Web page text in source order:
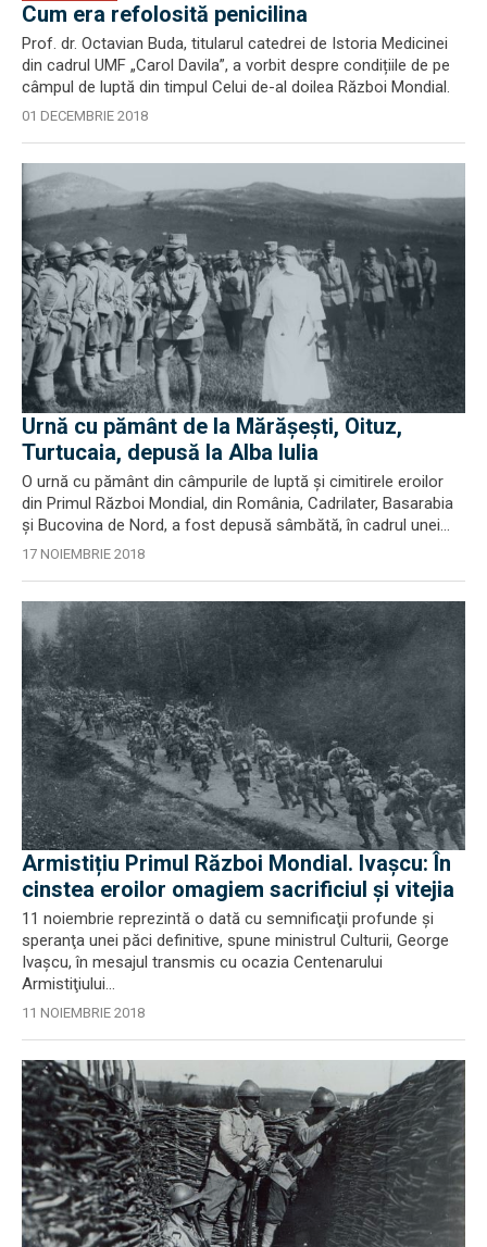
Cum era refolosită penicilina
Prof. dr. Octavian Buda, titularul catedrei de Istoria Medicinei
din cadrul UMF „Carol Davila”, a vorbit despre condițiile de pe
câmpul de luptă din timpul Celui de-al doilea Război Mondial.
01 DECEMBRIE 2018
Urnă cu pământ de la Mărășești, Oituz,
Turtucaia, depusă la Alba Iulia
O urnă cu pământ din câmpurile de luptă şi cimitirele eroilor
din Primul Război Mondial, din România, Cadrilater, Basarabia
şi Bucovina de Nord, a fost depusă sâmbătă, în cadrul unei...
17 NOIEMBRIE 2018
Armistițiu Primul Război Mondial. Ivașcu: În
cinstea eroilor omagiem sacrificiul și vitejia
11 noiembrie reprezintă o dată cu semnificaţii profunde şi
speranţa unei păci definitive, spune ministrul Culturii, George
Ivaşcu, în mesajul transmis cu ocazia Centenarului
Armistiţiului...
11 NOIEMBRIE 2018